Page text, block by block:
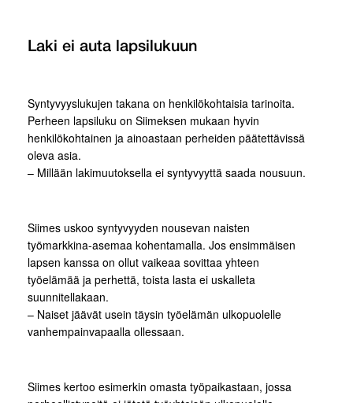
Laki ei auta lapsilukuun
Syntyvyyslukujen takana on henkilökohtaisia tarinoita.
Perheen lapsiluku on Siimeksen mukaan hyvin
henkilökohtainen ja ainoastaan perheiden päätettävissä
oleva asia.
– Millään lakimuutoksella ei syntyvyyttä saada nousuun.
Siimes uskoo syntyvyyden nousevan naisten
työmarkkina-asemaa kohentamalla. Jos ensimmäisen
lapsen kanssa on ollut vaikeaa sovittaa yhteen
työelämää ja perhettä, toista lasta ei uskalleta
suunnitellakaan.
– Naiset jäävät usein täysin työelämän ulkopuolelle
vanhempainvapaalla ollessaan.
Siimes kertoo esimerkin omasta työpaikastaan, jossa